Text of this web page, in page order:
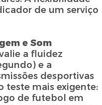
de um serviço
e Som
a fluidez
e a
desportivas
teste mais exigente:
de futebol em